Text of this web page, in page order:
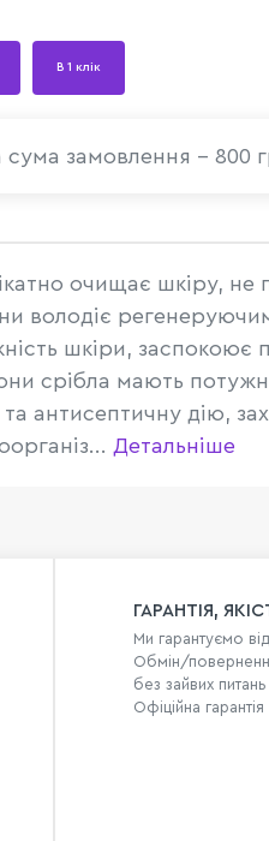
В 1 клік
сума замовлення - 800
очищає шкіру, не
володіє
шкіри, заспокоює
срібла мають
антисептичну дію,
Детальніше
ГАРАНТІЯ,
Ми гарантуємо
Обмін/
без зайвих
Офіційна